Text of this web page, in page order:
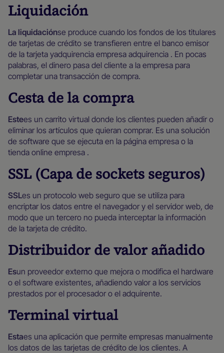
Liquidación
‍La liquidaciónse produce cuando los fondos de los titulares
de tarjetas de crédito se transfieren entre el banco emisor
de la tarjeta yadquirencia empresa adquirencia . En pocas
palabras, el dinero pasa del cliente a la empresa para
completar una transacción de compra.
Cesta de la compra
‍Estees un carrito virtual donde los clientes pueden añadir o
eliminar los artículos que quieran comprar. Es una solución
de software que se ejecuta en la página empresa o la
tienda online empresa .
SSL (Capa de sockets seguros)
‍SSLes un protocolo web seguro que se utiliza para
encriptar los datos entre el navegador y el servidor web, de
modo que un tercero no pueda interceptar la información
de la tarjeta de crédito.
Distribuidor de valor añadido
‍Esun proveedor externo que mejora o modifica el hardware
o el software existentes, añadiendo valor a los servicios
prestados por el procesador o el adquirente.
Terminal virtual
‍Estaes una aplicación que permite empresas manualmente
los datos de las tarjetas de crédito de los clientes. A